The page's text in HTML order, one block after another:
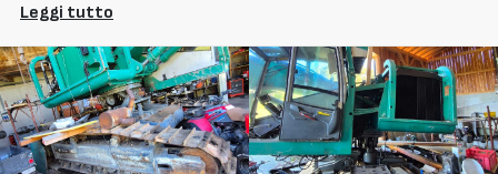
Leggi tutto